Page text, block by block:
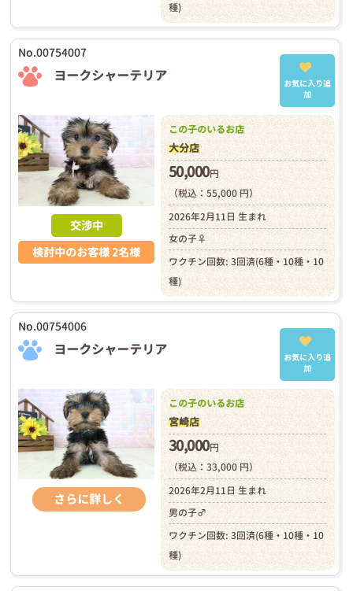
種)
No.00754007
ヨークシャーテリア
お気に入り追
加
交渉中
検討中のお客様 2名様
この子のいるお店
大分店
50,000円
（税込：55,000 円）
2026年2月11日 生まれ
女の子♀
ワクチン回数: 3回済(6種・10種・10
種)
No.00754006
ヨークシャーテリア
お気に入り追
加
さらに詳しく
この子のいるお店
宮崎店
30,000円
（税込：33,000 円）
2026年2月11日 生まれ
男の子♂
ワクチン回数: 3回済(6種・10種・10
種)